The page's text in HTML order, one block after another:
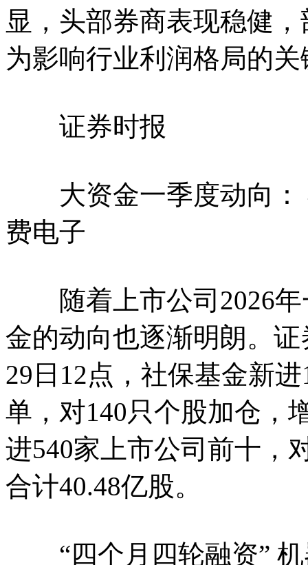
显，头部券商表现稳健
为影响行业利润格局的
证券时报
大资金一季度动向：
费电子
随着上市公司2026年
金的动向也逐渐明朗。
29日12点，社保基金新
单，对140只个股加仓，
进540家上市公司前十，
合计40.48亿股。
“四个月四轮融资” 机